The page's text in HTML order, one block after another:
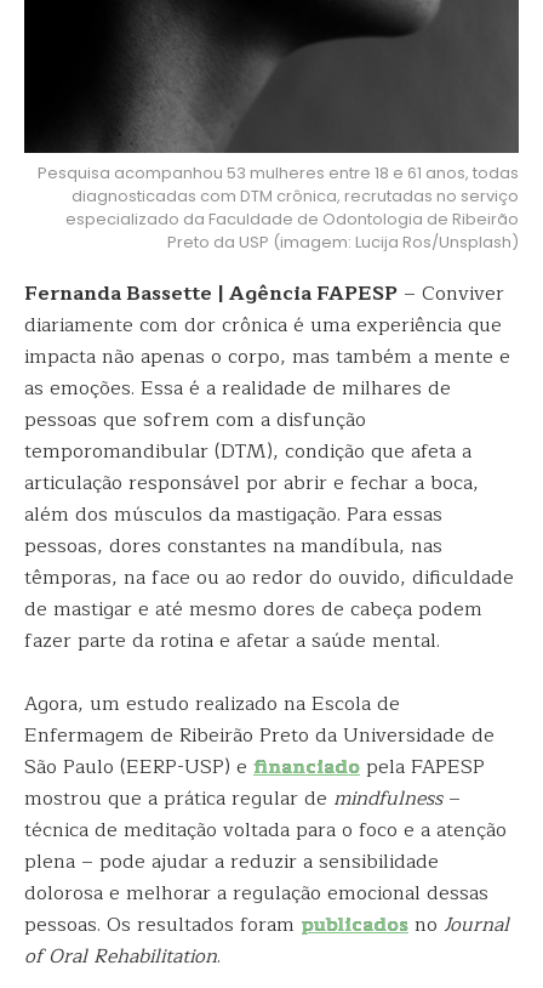
Pesquisa acompanhou 53 mulheres entre 18 e 61 anos, todas
diagnosticadas com DTM crônica, recrutadas no serviço
especializado da Faculdade de Odontologia de Ribeirão
Preto da USP (imagem: Lucija Ros/Unsplash)
Fernanda Bassette | Agência FAPESP – Conviver
diariamente com dor crônica é uma experiência que
impacta não apenas o corpo, mas também a mente e
as emoções. Essa é a realidade de milhares de
pessoas que sofrem com a disfunção
temporomandibular (DTM), condição que afeta a
articulação responsável por abrir e fechar a boca,
além dos músculos da mastigação. Para essas
pessoas, dores constantes na mandíbula, nas
têmporas, na face ou ao redor do ouvido, dificuldade
de mastigar e até mesmo dores de cabeça podem
fazer parte da rotina e afetar a saúde mental.
Agora, um estudo realizado na Escola de
Enfermagem de Ribeirão Preto da Universidade de
São Paulo (EERP-USP) e financiadopela FAPESP
mostrou que a prática regular de mindfulness–
técnica de meditação voltada para o foco e a atenção
plena – pode ajudar a reduzir a sensibilidade
dolorosa e melhorar a regulação emocional dessas
pessoas. Os resultados foram publicadosno Journal
of Oral Rehabilitation.